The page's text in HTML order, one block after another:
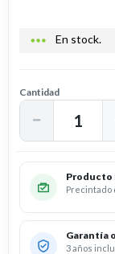
more_horiz En stock.
Cantidad
Producto
Precintado
Garantía
3 años